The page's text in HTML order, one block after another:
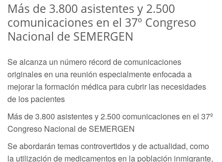
Más de 3.800 asistentes y 2.500
comunicaciones en el 37º Congreso
Nacional de SEMERGEN
Se alcanza un número récord de comunicaciones
originales en una reunión especialmente enfocada a
mejorar la formación médica para cubrir las necesidades
de los pacientes
Más de 3.800 asistentes y 2.500 comunicaciones en el 37º
Congreso Nacional de SEMERGEN
Se abordarán temas controvertidos y de actualidad, como
la utilización de medicamentos en la población inmigrante,